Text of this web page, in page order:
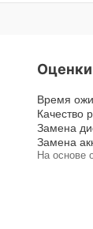
Время
Качество
Замена
Замена
На основе